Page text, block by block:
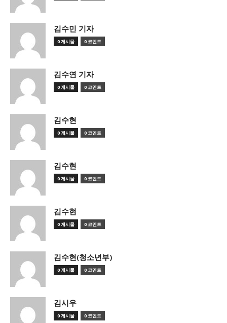
김수민 기자
0 게시물 0 코멘트
김수연 기자
0 게시물 0 코멘트
김수현
0 게시물 0 코멘트
김수현
0 게시물 0 코멘트
김수현
0 게시물 0 코멘트
김수현(청소년부)
0 게시물 0 코멘트
김시우
0 게시물 0 코멘트